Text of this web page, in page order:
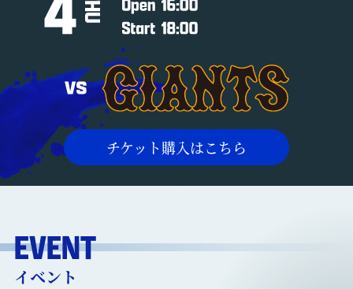
チケット購入はこちら
EVENT
イベント